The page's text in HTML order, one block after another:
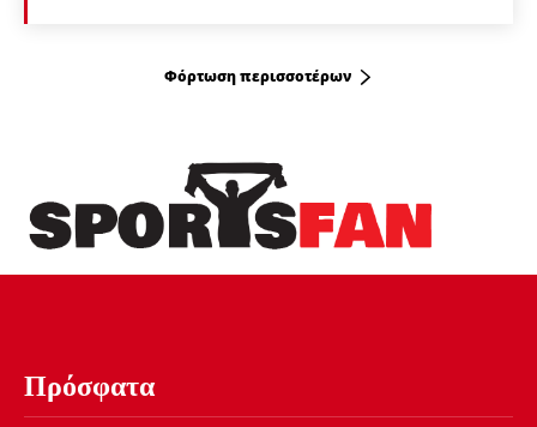
Φόρτωση περισσοτέρων
Πρόσφατα